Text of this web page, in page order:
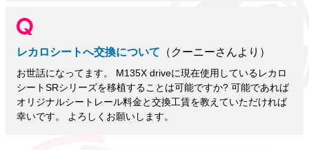
レカロシートへ交換について （クーニーさんより）
お世話になってます。 M135X driveに現在使用しているレカロ
シートSRシリーズを移植することは可能ですか? 可能であれば
オリジナルシートレール料金と交換工賃を教えていただければ
幸いです。 よろしくお願いします。